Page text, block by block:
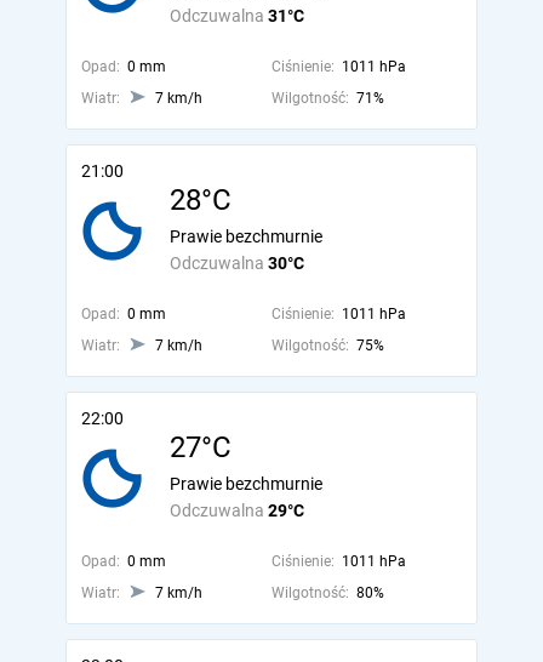
Odczuwalna 31°C
Opad: 0 mm Ciśnienie: 1011 hPa
Wiatr:
7 km/h Wilgotność: 71%
21:00
28°C
Odczuwalna 30°C
Prawie bezchmurnie
Opad: 0 mm Ciśnienie: 1011 hPa
Wiatr:
7 km/h Wilgotność: 75%
22:00
27°C
Odczuwalna 29°C
Prawie bezchmurnie
Opad: 0 mm Ciśnienie: 1011 hPa
Wiatr:
7 km/h Wilgotność: 80%